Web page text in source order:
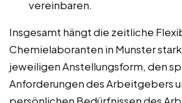
vereinbaren.
Insgesamt hängt die zeitliche
Chemielaboranten in Munster
jeweiligen Anstellungsform, den
Anforderungen des Arbeitgebers